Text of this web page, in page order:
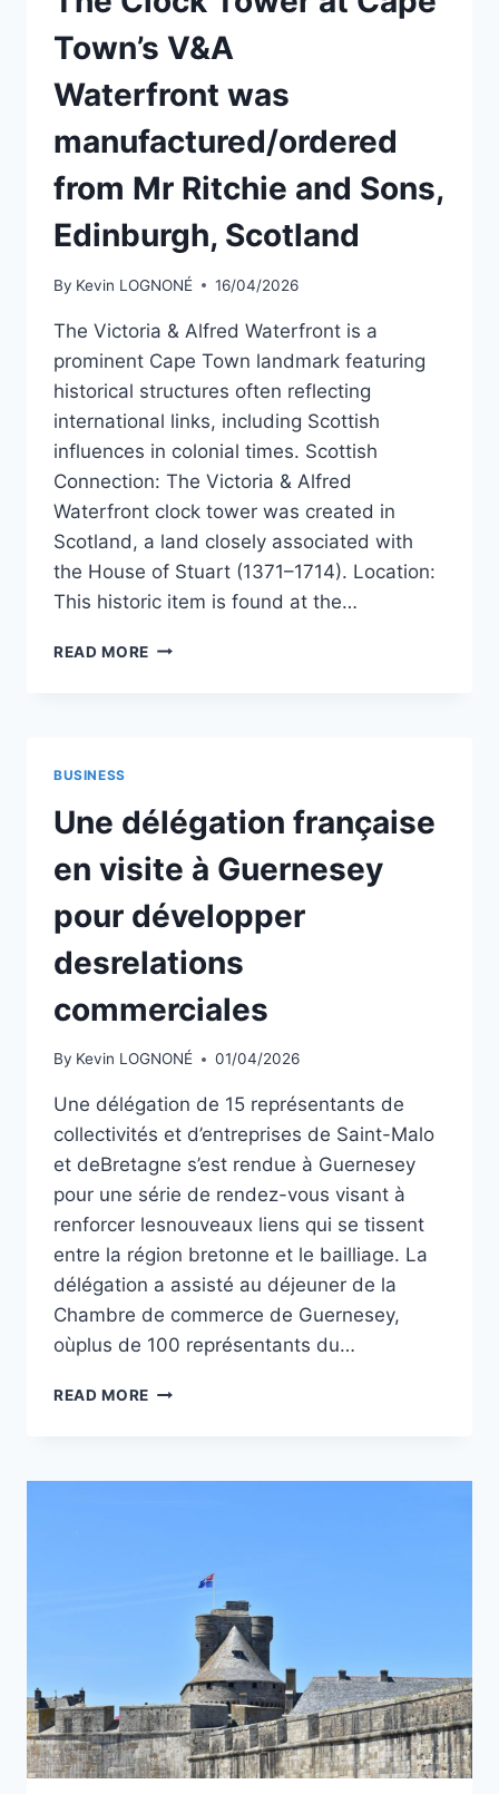
Town’s V&A
Waterfront was
manufactured/ordered
from Mr Ritchie and Sons,
Edinburgh, Scotland
By Kevin LOGNONÉ 16/04/2026
The Victoria & Alfred Waterfront is a
prominent Cape Town landmark featuring
historical structures often reflecting
international links, including Scottish
influences in colonial times. Scottish
Connection: The Victoria & Alfred
Waterfront clock tower was created in
Scotland, a land closely associated with
the House of Stuart (1371–1714). Location:
This historic item is found at the…
READ MORE THE
WATERFRONT WAS
MANUFACTURED/ORDERED
FROM
MR
RITCHIE
AND
SONS,
EDINBURGH,
SCOTLAND
BUSINESS
Une délégation française
en visite à Guernesey
pour développer
desrelations
commerciales
By Kevin LOGNONÉ 01/04/2026
Une délégation de 15 représentants de
collectivités et d’entreprises de Saint-Malo
et deBretagne s’est rendue à Guernesey
pour une série de rendez-vous visant à
renforcer lesnouveaux liens qui se tissent
entre la région bretonne et le bailliage. La
délégation a assisté au déjeuner de la
Chambre de commerce de Guernesey,
oùplus de 100 représentants du…
READ MORE UNE
VISITE
DÉVELOPPER
DESRELATIONS
COMMERCIALES